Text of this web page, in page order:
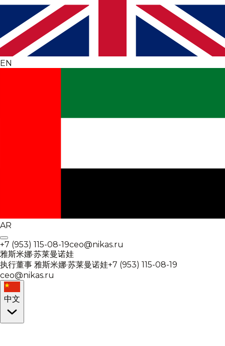
EN
AR
+7 (953) 115-08-19ceo@nikas.ru
雅斯米娜·苏莱曼诺娃
执行董事 雅斯米娜·苏莱曼诺娃+7 (953) 115-08-19
ceo@nikas.ru
中文